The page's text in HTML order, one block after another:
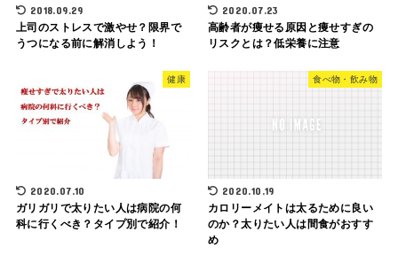
2018.09.29
上司のストレスで激やせ？限界で
うつになる前に解消しよう！
2020.07.23
高齢者が痩せる原因と痩せすぎの
リスクとは？低栄養に注意
健康
2020.07.10
ガリガリで太りたい人は病院の何
科に行くべき？タイプ別で紹介！
食べ物・飲み物
2020.10.19
カロリーメイトは太るために良い
のか？太りたい人は間食がおすす
め